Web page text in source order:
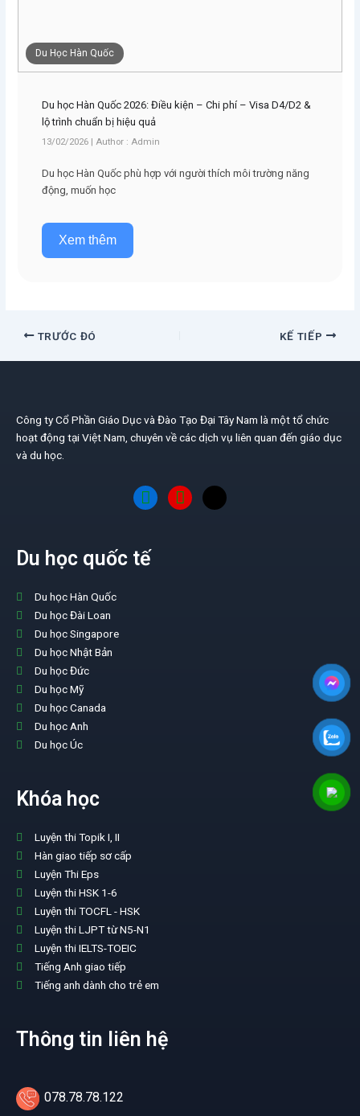
Du Học Hàn Quốc
Du học Hàn Quốc 2026: Điều kiện – Chi phí – Visa D4/D2 &
lộ trình chuẩn bị hiệu quả
13/02/2026 | Author : Admin
Du học Hàn Quốc phù hợp với người thích môi trường năng
động, muốn học
Xem thêm
TRƯỚC ĐÓ KẾ TIẾP
Công ty Cổ Phần Giáo Dục và Đào Tạo Đại Tây Nam là một tổ chức
hoạt động tại Việt Nam, chuyên về các dịch vụ liên quan đến giáo dục
và du học.
Du học quốc tế
Du học Hàn Quốc
Du học Đài Loan
Du học Singapore
Du học Nhật Bản
Du học Đức
Du học Mỹ
Du học Canada
Du học Anh
Du học Úc
Khóa học
Luyện thi Topik I, II
Hàn giao tiếp sơ cấp
Luyện Thi Eps
Luyện thi HSK 1-6
Luyện thi TOCFL - HSK
Luyện thi LJPT từ N5-N1
Luyện thi IELTS-TOEIC
Tiếng Anh giao tiếp
Tiếng anh dành cho trẻ em
Thông tin liên hệ
078.78.78.122